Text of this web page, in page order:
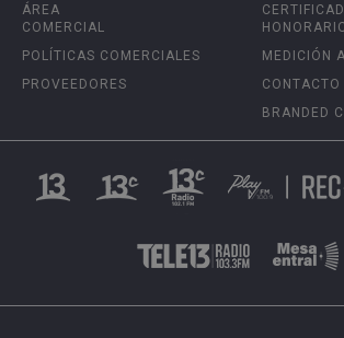
ÁREA
COMERCIAL
POLÍTICAS COMERCIALES
PROVEEDORES
MEDICIÓN
CONTACTO
BRANDED